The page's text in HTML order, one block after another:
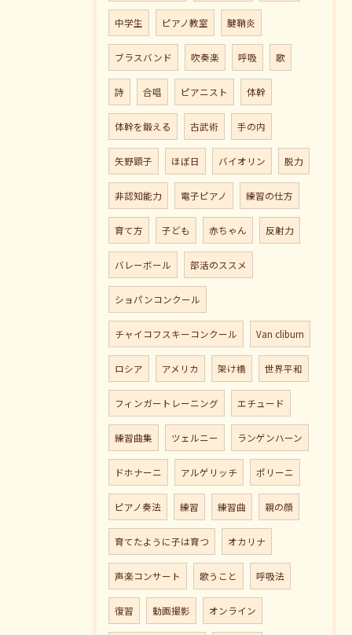
中学生 ピアノ教室 腱鞘炎
ブラスバンド 吹奏楽 呼吸 歌
詩 合唱 ピアニスト 体幹
体幹を鍛える 古武術 手の内
矢野顕子 ほぼ日 バイオリン 脱力
非認知能力 電子ピアノ 練習の仕方
育て方 子ども 赤ちゃん 反射力
バレーボール 部活のススメ
ショパンコンクール
チャイコフスキーコンクール Van cliburn
ロシア アメリカ 架け橋 世界平和
フィンガートレーニング エチュード
練習曲集 ツェルニー ランゲンハーン
ドホナーニ アルゲリッチ ポリーニ
ピアノ奏法 練習 練習曲 親の顔
育てたように子は育つ オカリナ
声楽コンサート 歌うこと 呼吸法
復習 動画撮影 オンライン